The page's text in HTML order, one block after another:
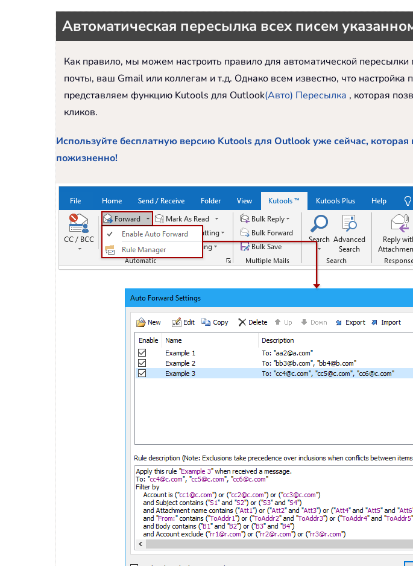
Автоматическая пересылка всех писем
Как правило, мы можем настроить правило для автоматической
почты, ваш Gmail или коллегам и т.д. Однако всем известно, что
представляем функцию Kutools для Outlook(Авто) Пересылка , которая
кликов.
Используйте бесплатную версию Kutools для Outlook уже сейчас,
пожизненно!